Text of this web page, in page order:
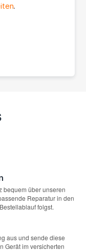
.
bequem über unseren
Reparatur in den
folgst.
aus und sende diese
Gerät im versicherten